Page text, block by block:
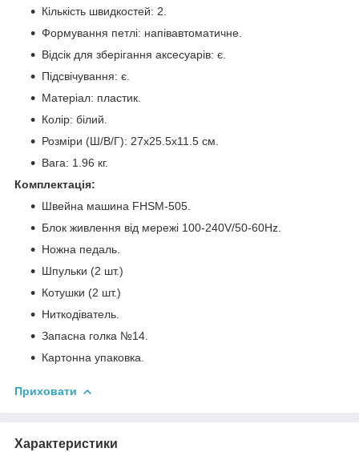
Кількість швидкостей: 2.
Формування петлі: напівавтоматичне.
Відсік для зберігання аксесуарів: є.
Підсвічування: є.
Матеріал: пластик.
Колір: білий.
Розміри (Ш/В/Г): 27x25.5x11.5 см.
Вага: 1.96 кг.
Комплектація:
Швейна машина FHSM-505.
Блок живлення від мережі 100-240V/50-60Hz.
Ножна педаль.
Шпульки (2 шт.)
Котушки (2 шт.)
Ниткодіватель.
Запасна голка №14.
Картонна упаковка.
Приховати
Характеристики